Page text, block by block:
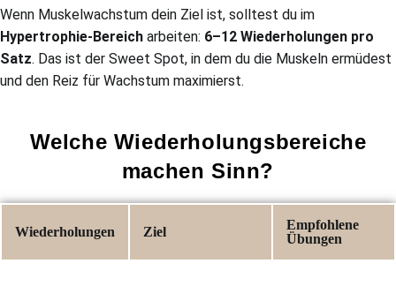
Wenn Muskelwachstum dein Ziel ist, solltest du im
Hypertrophie-Bereich arbeiten: 6–12 Wiederholungen pro
Satz. Das ist der Sweet Spot, in dem du die Muskeln ermüdest
und den Reiz für Wachstum maximierst.
Welche Wiederholungsbereiche
machen Sinn?
Wiederholungen Ziel
Empfohlene
Übungen